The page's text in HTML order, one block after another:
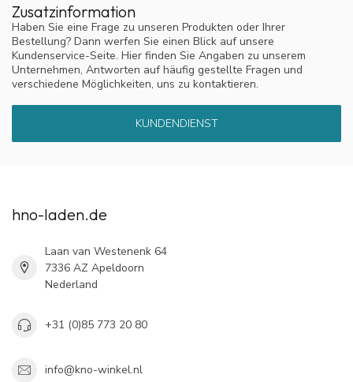
Zusatzinformation
Haben Sie eine Frage zu unseren Produkten oder Ihrer
Bestellung? Dann werfen Sie einen Blick auf unsere
Kundenservice-Seite. Hier finden Sie Angaben zu unserem
Unternehmen, Antworten auf häufig gestellte Fragen und
verschiedene Möglichkeiten, uns zu kontaktieren.
KUNDENDIENST
hno-laden.de
Laan van Westenenk 64
7336 AZ Apeldoorn
Nederland
+31 (0)85 773 20 80
info@kno-winkel.nl